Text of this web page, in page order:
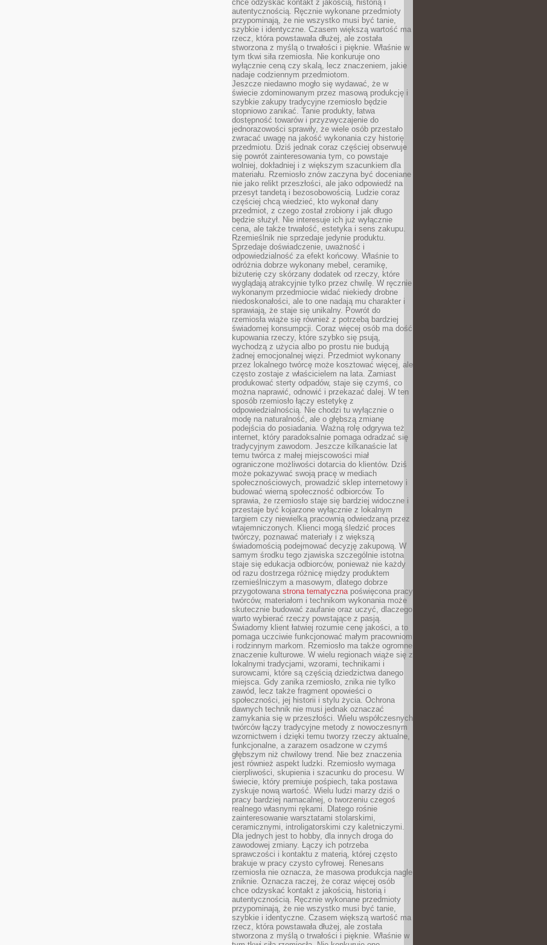
chce odzyskać kontakt z jakością, historią i
autentycznością. Ręcznie wykonane przedmioty
przypominają, że nie wszystko musi być tanie,
szybkie i identyczne. Czasem większą wartość ma
rzecz, która powstawała dłużej, ale została
stworzona z myślą o trwałości i pięknie. Właśnie w
tym tkwi siła rzemiosła. Nie konkuruje ono
wyłącznie ceną czy skalą, lecz znaczeniem, jakie
nadaje codziennym przedmiotom.
Jeszcze niedawno mogło się wydawać, że w
świecie zdominowanym przez masową produkcję i
szybkie zakupy tradycyjne rzemiosło będzie
stopniowo zanikać. Tanie produkty, łatwa
dostępność towarów i przyzwyczajenie do
jednorazowości sprawiły, że wiele osób przestało
zwracać uwagę na jakość wykonania czy historię
przedmiotu. Dziś jednak coraz częściej obserwuje
się powrót zainteresowania tym, co powstaje
wolniej, dokładniej i z większym szacunkiem dla
materiału. Rzemiosło znów zaczyna być doceniane
nie jako relikt przeszłości, ale jako odpowiedź na
przesyt tandetą i bezosobowością. Ludzie coraz
częściej chcą wiedzieć, kto wykonał dany
przedmiot, z czego został zrobiony i jak długo
będzie służył. Nie interesuje ich już wyłącznie
cena, ale także trwałość, estetyka i sens zakupu.
Rzemieślnik nie sprzedaje jedynie produktu.
Sprzedaje doświadczenie, uważność i
odpowiedzialność za efekt końcowy. Właśnie to
odróżnia dobrze wykonany mebel, ceramikę,
biżuterię czy skórzany dodatek od rzeczy, które
wyglądają atrakcyjnie tylko przez chwilę. W ręcznie
wykonanym przedmiocie widać niekiedy drobne
niedoskonałości, ale to one nadają mu charakter i
sprawiają, że staje się unikalny. Powrót do
rzemiosła wiąże się również z potrzebą bardziej
świadomej konsumpcji. Coraz więcej osób ma dość
kupowania rzeczy, które szybko się psują,
wychodzą z użycia albo po prostu nie budują
żadnej emocjonalnej więzi. Przedmiot wykonany
przez lokalnego twórcę może kosztować więcej, ale
często zostaje z właścicielem na lata. Zamiast
produkować sterty odpadów, staje się czymś, co
można naprawić, odnowić i przekazać dalej. W ten
sposób rzemiosło łączy estetykę z
odpowiedzialnością. Nie chodzi tu wyłącznie o
modę na naturalność, ale o głębszą zmianę
podejścia do posiadania. Ważną rolę odgrywa też
internet, który paradoksalnie pomaga odradzać się
tradycyjnym zawodom. Jeszcze kilkanaście lat
temu twórca z małej miejscowości miał
ograniczone możliwości dotarcia do klientów. Dziś
może pokazywać swoją pracę w mediach
społecznościowych, prowadzić sklep internetowy i
budować wierną społeczność odbiorców. To
sprawia, że rzemiosło staje się bardziej widoczne i
przestaje być kojarzone wyłącznie z lokalnym
targiem czy niewielką pracownią odwiedzaną przez
wtajemniczonych. Klienci mogą śledzić proces
twórczy, poznawać materiały i z większą
świadomością podejmować decyzję zakupową. W
samym środku tego zjawiska szczególnie istotna
staje się edukacja odbiorców, ponieważ nie każdy
od razu dostrzega różnicę między produktem
rzemieślniczym a masowym, dlatego dobrze
przygotowana strona tematycznapoświęcona pracy
twórców, materiałom i technikom wykonania może
skutecznie budować zaufanie oraz uczyć, dlaczego
warto wybierać rzeczy powstające z pasją.
Świadomy klient łatwiej rozumie cenę jakości, a to
pomaga uczciwie funkcjonować małym pracowniom
i rodzinnym markom. Rzemiosło ma także ogromne
znaczenie kulturowe. W wielu regionach wiąże się z
lokalnymi tradycjami, wzorami, technikami i
surowcami, które są częścią dziedzictwa danego
miejsca. Gdy zanika rzemiosło, znika nie tylko
zawód, lecz także fragment opowieści o
społeczności, jej historii i stylu życia. Ochrona
dawnych technik nie musi jednak oznaczać
zamykania się w przeszłości. Wielu współczesnych
twórców łączy tradycyjne metody z nowoczesnym
wzornictwem i dzięki temu tworzy rzeczy aktualne,
funkcjonalne, a zarazem osadzone w czymś
głębszym niż chwilowy trend. Nie bez znaczenia
jest również aspekt ludzki. Rzemiosło wymaga
cierpliwości, skupienia i szacunku do procesu. W
świecie, który premiuje pośpiech, taka postawa
zyskuje nową wartość. Wielu ludzi marzy dziś o
pracy bardziej namacalnej, o tworzeniu czegoś
realnego własnymi rękami. Dlatego rośnie
zainteresowanie warsztatami stolarskimi,
ceramicznymi, introligatorskimi czy kaletniczymi.
Dla jednych jest to hobby, dla innych droga do
zawodowej zmiany. Łączy ich potrzeba
sprawczości i kontaktu z materią, której często
brakuje w pracy czysto cyfrowej. Renesans
rzemiosła nie oznacza, że masowa produkcja nagle
zniknie. Oznacza raczej, że coraz więcej osób
chce odzyskać kontakt z jakością, historią i
autentycznością. Ręcznie wykonane przedmioty
przypominają, że nie wszystko musi być tanie,
szybkie i identyczne. Czasem większą wartość ma
rzecz, która powstawała dłużej, ale została
stworzona z myślą o trwałości i pięknie. Właśnie w